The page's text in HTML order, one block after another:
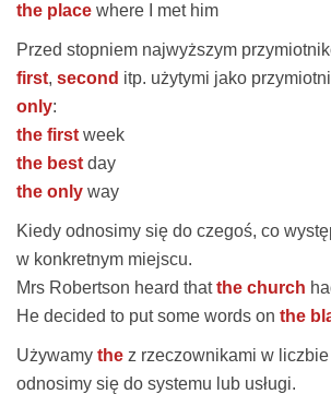
the place where I met him
Przed stopniem najwyższym
first, second itp. użytymi jako
only:
the first week
the best day
the only way
Kiedy odnosimy się do czegoś, co
w konkretnym miejscu.
Mrs Robertson heard thatthe church
He decided to put some words on the
Używamy the z rzeczownikami w
odnosimy się do systemu lub usługi.